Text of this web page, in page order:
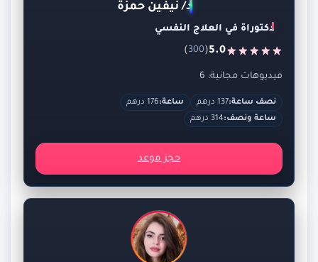
د/ نيفين حمزة
دكتوراة في العلاج النفسي
5.0
(
300
)
فيديوهات مجانية: 6
نصف ساعة:137 درهم ساعة:176 درهم
ساعة ونصف:314 درهم
حجز موعد